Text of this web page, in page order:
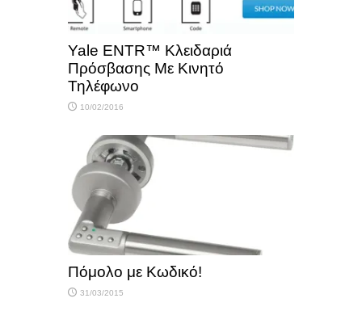
Yale ENTR™ Κλειδαριά
Πρόσβασης Με Κινητό
Τηλέφωνο
10/02/2016
Πόμολο με Κωδικό!
31/03/2015